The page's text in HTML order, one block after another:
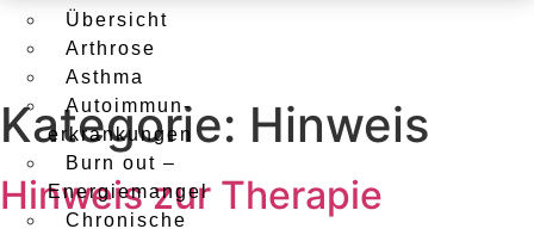
Übersicht
Arthrose
Asthma
Autoimmun­
erkrankungen
Burn out –
Energiemangel
Chronische
Kategorie: Hinweis
Hinweis zur Therapie